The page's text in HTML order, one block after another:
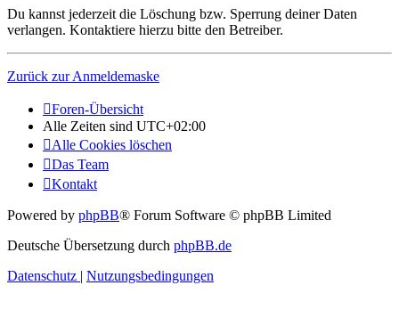
Du kannst jederzeit die Löschung bzw. Sperrung deiner Daten
verlangen. Kontaktiere hierzu bitte den Betreiber.
Zurück zur Anmeldemaske
Foren-Übersicht
Alle Zeiten sind UTC+02:00
Alle Cookies löschen
Das Team
Kontakt
Powered by phpBB® Forum Software © phpBB Limited
Deutsche Übersetzung durch phpBB.de
Datenschutz | Nutzungsbedingungen